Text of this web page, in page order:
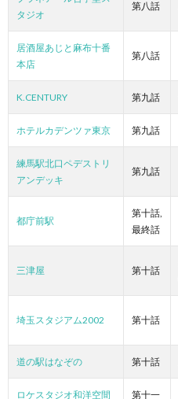
タジオ
第八話
居酒屋あじと麻布十番
本店
第八話
K.CENTURY 第九話
ホテルカデンツァ東京 第九話
練馬駅北口ペデストリ
アンデッキ
第九話
都庁前駅
第十話,
最終話
三津屋 第十話
埼玉スタジアム2002 第十話
道の駅はなぞの 第十話
ロケスタジオ和洋空間
第十一